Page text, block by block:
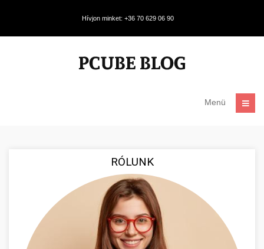
Hívjon minket: +36 70 629 06 90
Menü
RÓLUNK